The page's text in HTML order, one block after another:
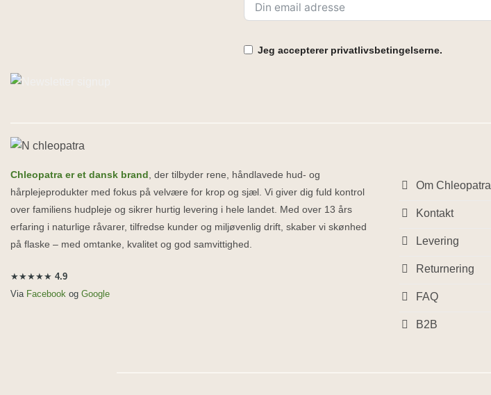
Jeg accepterer privatlivsbetingelserne.
Chleopatra er et dansk brand , der tilbyder rene, håndlavede hud- og
hårplejeprodukter med fokus på velvære for krop og sjæl. Vi giver dig fuld kontrol
over familiens hudpleje og sikrer hurtig levering i hele landet. Med over 13 års
erfaring i naturlige råvarer, tilfredse kunder og miljøvenlig drift, skaber vi skønhed
på flaske – med omtanke, kvalitet og god samvittighed.
★★★★★ 4.9
Via Facebook og Google
Om Chleopatra
Kontakt
Levering
Returnering
FAQ
B2B